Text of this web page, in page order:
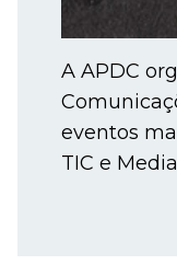
A APDC
eventos
TIC e